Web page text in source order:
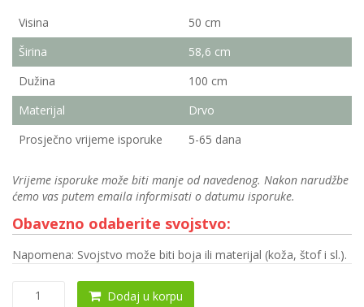
Visina
50 cm
Širina
58,6 cm
Dužina
100 cm
Materijal
Drvo
Prosječno vrijeme isporuke
5-65 dana
Vrijeme isporuke može biti manje od navedenog. Nakon narudžbe
ćemo vas putem emaila informisati o datumu isporuke.
Obavezno odaberite svojstvo:
Napomena: Svojstvo može biti boja ili materijal (koža, štof i sl.).
Dodaj u korpu